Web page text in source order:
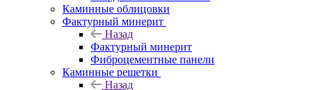
Каминные облицовки
Фактурный минерит
Назад
Фактурный минерит
Фиброцементные панели
Каминные решетки
Назад